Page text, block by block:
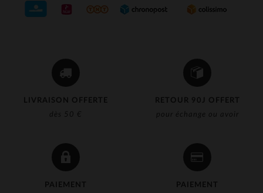
LIVRAISON OFFERTE
dès 50 €
RETOUR 90J OFFERT
pour échange ou avoir
PAIEMENT
PAIEMENT